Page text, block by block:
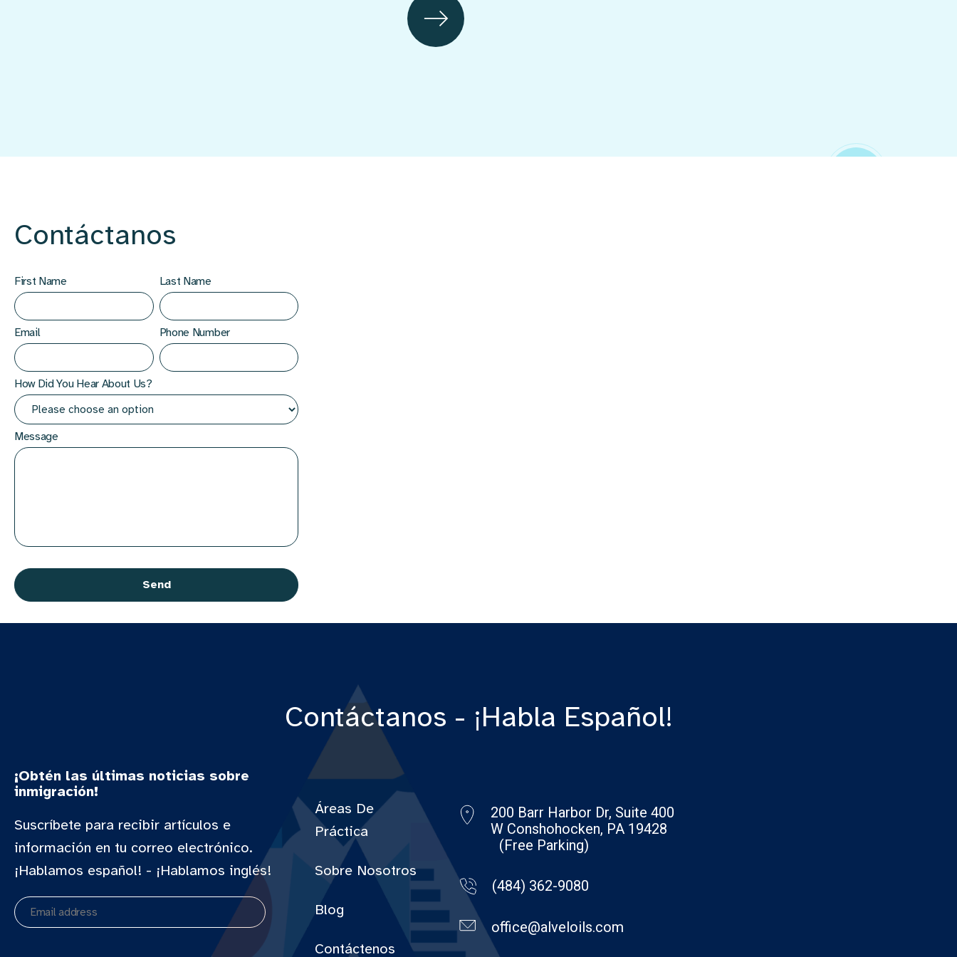
Contáctanos
First Name Last Name
Email Phone Number
How Did You Hear About Us?
Message
Contáctanos - ¡Habla Español!
¡Obtén las últimas noticias sobre
inmigración!
Suscríbete para recibir artículos e
información en tu correo electrónico.
¡Hablamos español! - ¡Hablamos inglés!
Email
address
Áreas De
Práctica
Sobre Nosotros
Blog
Contáctenos
200 Barr Harbor Dr, Suite 400
W Conshohocken, PA 19428
(Free Parking)
(484) 362-9080
office@alveloils.com